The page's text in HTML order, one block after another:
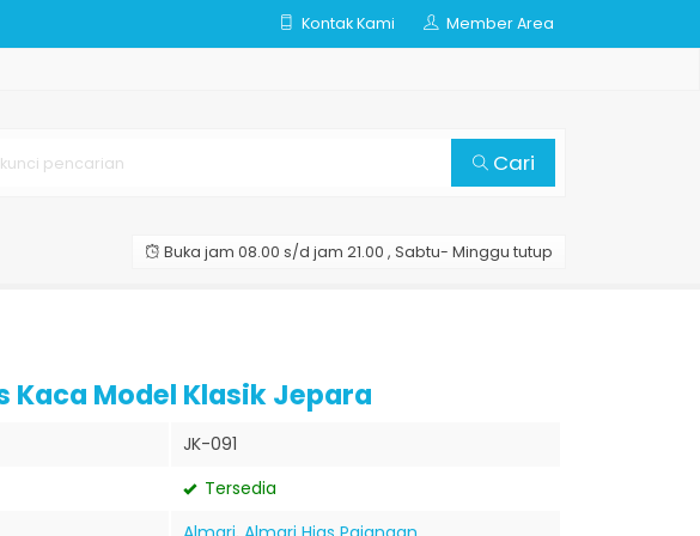
Kontak Kami Member Area
Cari
Buka jam 08.00 s/d jam 21.00 , Sabtu- Minggu tutup
Kaca Model Klasik Jepara
JK-091
Tersedia